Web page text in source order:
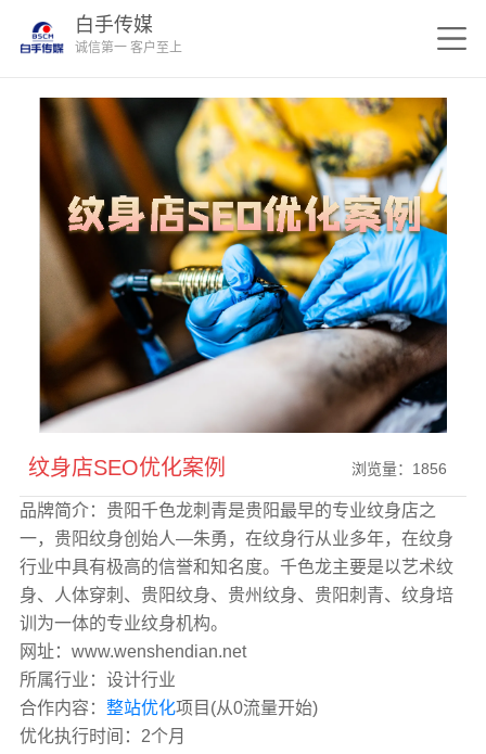
白手传媒
诚信第一 客户至上
纹身店SEO优化案例 浏览量：1856
品牌简介：贵阳千色龙刺青是贵阳最早的专业纹身店之
一，贵阳纹身创始人—朱勇，在纹身行从业多年，在纹身
行业中具有极高的信誉和知名度。千色龙主要是以艺术纹
身、人体穿刺、贵阳纹身、贵州纹身、贵阳刺青、纹身培
训为一体的专业纹身机构。
网址：www.wenshendian.net
所属行业：设计行业
合作内容： 整站优化项目(从0流量开始)
优化执行时间：2个月